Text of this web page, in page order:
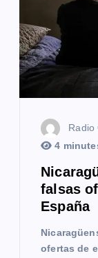
e
e
n
Radio
4
falsas
España
ofertas de